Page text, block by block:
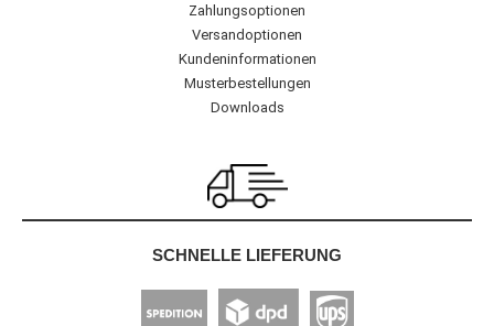
Zahlungsoptionen
Versandoptionen
Kundeninformationen
Musterbestellungen
Downloads
SCHNELLE LIEFERUNG